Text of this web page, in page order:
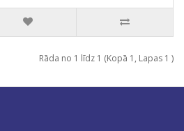
Rāda no 1 līdz 1 (Kopā 1, Lapas 1 )